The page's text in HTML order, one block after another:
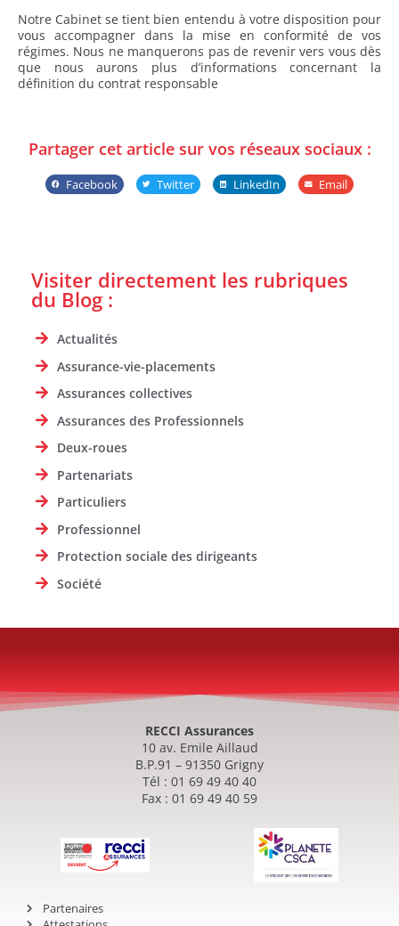
Notre Cabinet se tient bien entendu à votre disposition pour
vous accompagner dans la mise en conformité de vos
régimes. Nous ne manquerons pas de revenir vers vous dès
que nous aurons plus d’informations concernant la
définition du contrat responsable
Partager cet article sur vos réseaux sociaux :
Facebook Twitter LinkedIn Email
Visiter directement les rubriques
du Blog :
Actualités
Assurance-vie-placements
Assurances collectives
Assurances des Professionnels
Deux-roues
Partenariats
Particuliers
Professionnel
Protection sociale des dirigeants
Société
RECCI Assurances
10 av. Emile Aillaud
B.P.91 – 91350 Grigny
Tél : 01 69 49 40 40
Fax : 01 69 49 40 59
Partenaires